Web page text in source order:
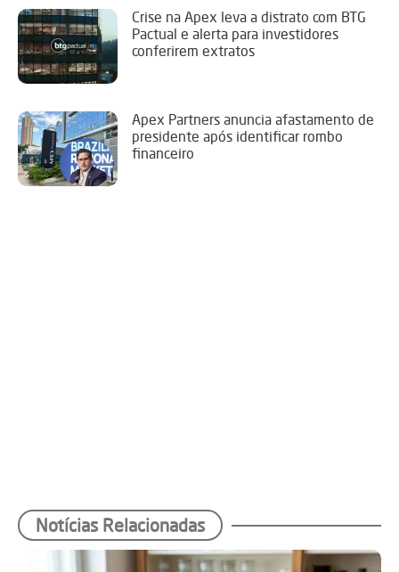
Crise na Apex leva a distrato com BTG
Pactual e alerta para investidores
conferirem extratos
Apex Partners anuncia afastamento de
presidente após identificar rombo
financeiro
Notícias Relacionadas